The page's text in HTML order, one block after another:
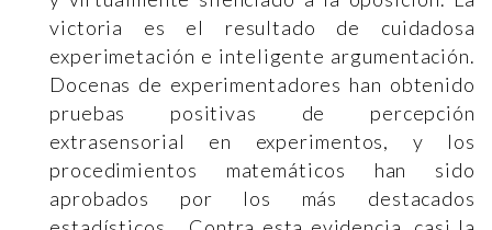
victoria es el resultado de cuidadosa
experimetación e inteligente argumentación.
Docenas de experimentadores han obtenido
pruebas positivas de percepción
extrasensorial en experimentos, y los
procedimientos matemáticos han sido
aprobados por los más destacados